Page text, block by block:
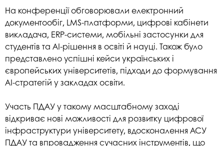
На конференції обговорювали електронний
документообіг, LMS-платформи, цифрові кабінети
викладача, ERP-системи, мобільні застосунки для
студентів та AI-рішення в освіті й науці. Також було
представлено успішні кейси українських і
європейських університетів, підходи до формування
AI-стратегій у закладах освіти.
Участь ПДАУ у такому масштабному заході
відкриває нові можливості для розвитку цифрової
інфраструктури університету, вдосконалення АСУ
ПДАУ та впровадження сучасних інструментів, що